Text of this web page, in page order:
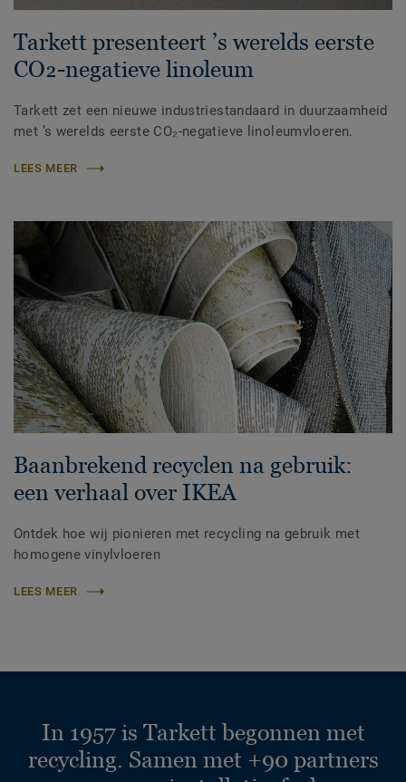
Tarkett presenteert ’s werelds eerste
CO₂-negatieve linoleum
Tarkett zet een nieuwe industriestandaard in duurzaamheid
met ’s werelds eerste CO₂-negatieve linoleumvloeren.
LEES MEER
Baanbrekend recyclen na gebruik:
een verhaal over IKEA
Ontdek hoe wij pionieren met recycling na gebruik met
homogene vinylvloeren
LEES MEER
In 1957 is Tarkett begonnen met
recycling. Samen met +90 partners